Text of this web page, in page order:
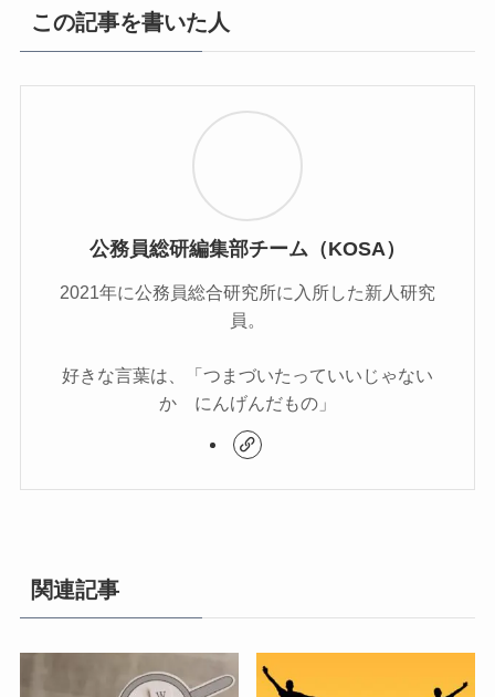
この記事を書いた人
公務員総研編集部チーム（KOSA）
2021年に公務員総合研究所に入所した新人研究
員。
好きな言葉は、「つまづいたっていいじゃない
か にんげんだもの」
関連記事